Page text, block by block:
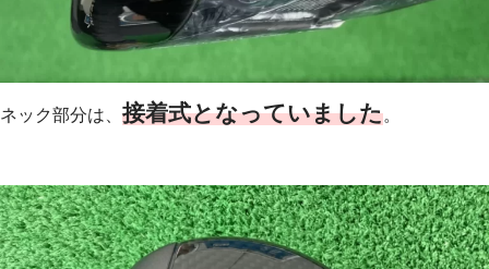
ネック部分は、 接着式となっていました。